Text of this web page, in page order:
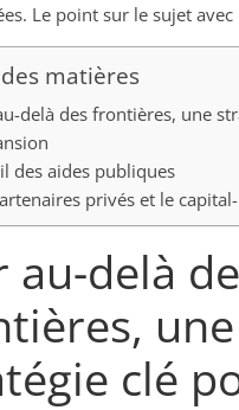
Le point sur le sujet avec
matières
delà des frontières, une
des aides publiques
privés et le
au-delà
une
clé